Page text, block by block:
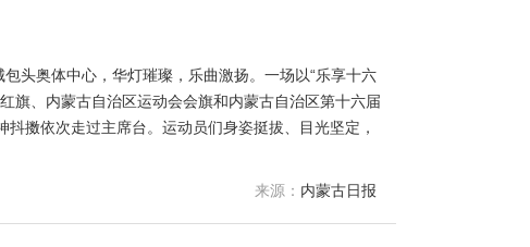
头奥体中心，华灯璀璨，乐曲激扬。一场以“乐享十六
、内蒙古自治区运动会会旗和内蒙古自治区第十六届
擞依次走过主席台。运动员们身姿挺拔、目光坚定，
来源： 内蒙古日报